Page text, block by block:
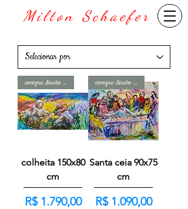
Milton Schaefer
compre direto com o artista
colheita 150x80
cm
Preço
R$ 1.790,00
compre direto com o artista
Santa ceia 90x75
cm
Preço
R$ 1.090,00